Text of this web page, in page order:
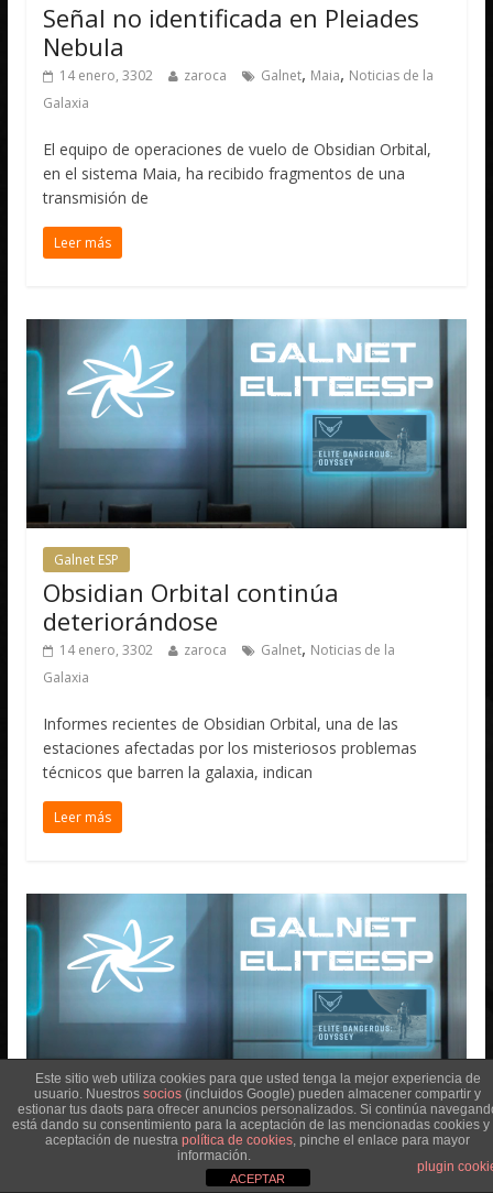
Señal no identificada en Pleiades
Nebula
14 enero, 3302 zaroca Galnet, Maia, Noticias de la
Galaxia
El equipo de operaciones de vuelo de Obsidian Orbital,
en el sistema Maia, ha recibido fragmentos de una
transmisión de
Leer más
Galnet ESP
Obsidian Orbital continúa
deteriorándose
14 enero, 3302 zaroca Galnet, Noticias de la
Galaxia
Informes recientes de Obsidian Orbital, una de las
estaciones afectadas por los misteriosos problemas
técnicos que barren la galaxia, indican
Leer más
Galnet ESP
Sirius Corporation confirma el
Este sitio web utiliza cookies para que usted tenga la mejor experiencia de
usuario. Nuestros socios (incluidos Google) pueden almacener compartir y
estionar tus daots para ofrecer anuncios personalizados. Si continúa
está dando su consentimiento para la aceptación de las mencionadas cookies y
aceptación de nuestra política de cookies, pinche el enlace para mayor
información.
plugin
ACEPTAR